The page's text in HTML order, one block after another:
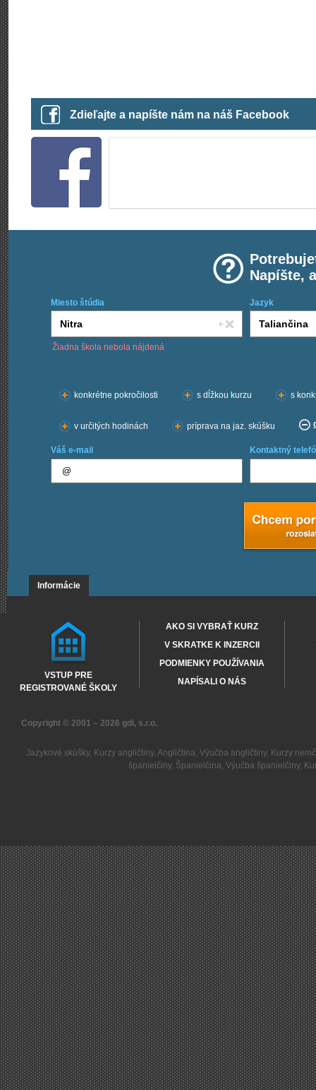
Zdieľajte a napíšte nám na náš Facebook
Napíšte,
Miesto štúdia Jazyk
Žiadna škola nebola nájdená
konkrétne pokročilosti
s dĺžkou kurzu s
v určitých hodinách príprava na jaz. skúšku
Váš e-mail Kontaktný
Informácie
VSTUP PRE
REGISTROVANÉ ŠKOLY
AKO SI VYBRAŤ KURZ
V SKRATKE K INZERCII
PODMIENKY POUŽÍVANIA
NAPÍSALI O NÁS
Copyright © 2001 – 2026 gdi, s.r.o.
Jazykové skúšky, Kurzy angličtiny, Angličtina, Výučba angličtiny, Kurzy
španielčiny, Španielčina, Výučba španielčiny,